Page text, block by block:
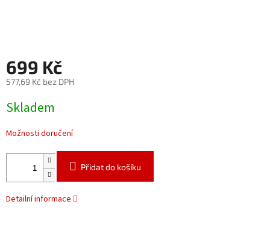
699 Kč
577,69 Kč bez DPH
cena:
Skladem
Možnosti doručení
Přidat do košíku
Detailní informace